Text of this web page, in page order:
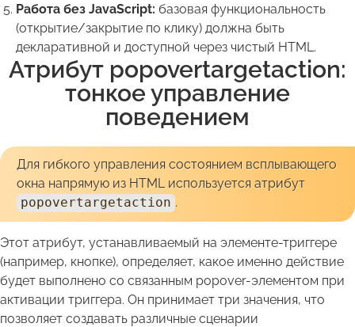
Работа без JavaScript: базовая функциональность
(открытие/закрытие по клику) должна быть
декларативной и доступной через чистый HTML.
Атрибут popovertargetaction:
тонкое управление
поведением
Для гибкого управления состоянием всплывающего
окна напрямую из HTML используется атрибут
popovertargetaction .
Этот атрибут, устанавливаемый на элементе-триггере
(например, кнопке), определяет, какое именно действие
будет выполнено со связанным popover-элементом при
активации триггера. Он принимает три значения, что
позволяет создавать различные сценарии